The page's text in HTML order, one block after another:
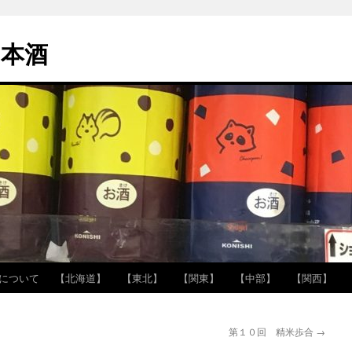
酒
ついて 【北海道】 【東北】 【関東】 【中部】 【関西】
第１０回 精米歩合 →